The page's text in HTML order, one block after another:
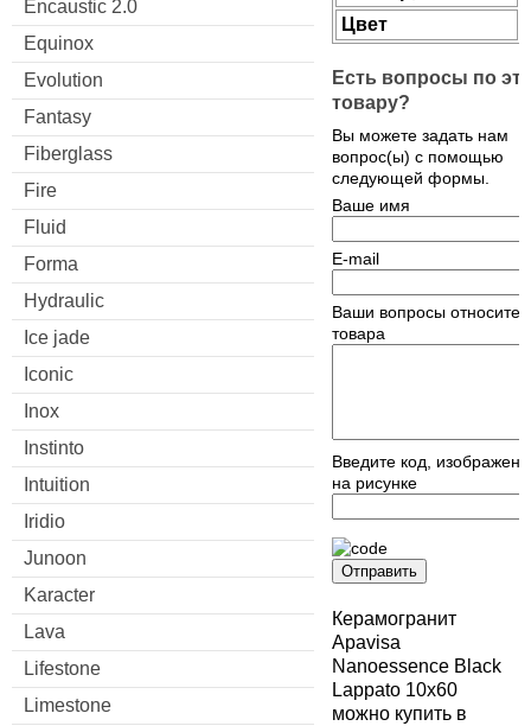
Encaustic 2.0
Equinox
Evolution
Fantasy
Fiberglass
Fire
Fluid
Forma
Hydraulic
Ice jade
Iconic
Inox
Instinto
Intuition
Iridio
Junoon
Karacter
Lava
Lifestone
Limestone
Цвет
Есть вопросы по
товару?
Вы можете задать нам
вопрос(ы) с помощью
следующей формы.
Ваше имя
E-mail
Ваши вопросы
товара
Введите код,
на рисунке
Отправить
Керамогранит
Apavisa
Nanoessence Black
Lappato 10x60
можно купить в